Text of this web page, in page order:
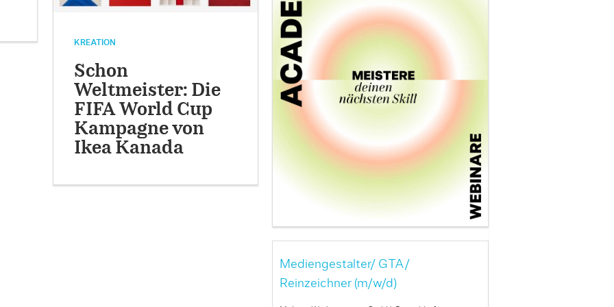
KREATION
Schon
Weltmeister: Die
FIFA World Cup
Kampagne von
Ikea Kanada
Mediengestalter/ GTA/
Reinzeichner (m/w/d)